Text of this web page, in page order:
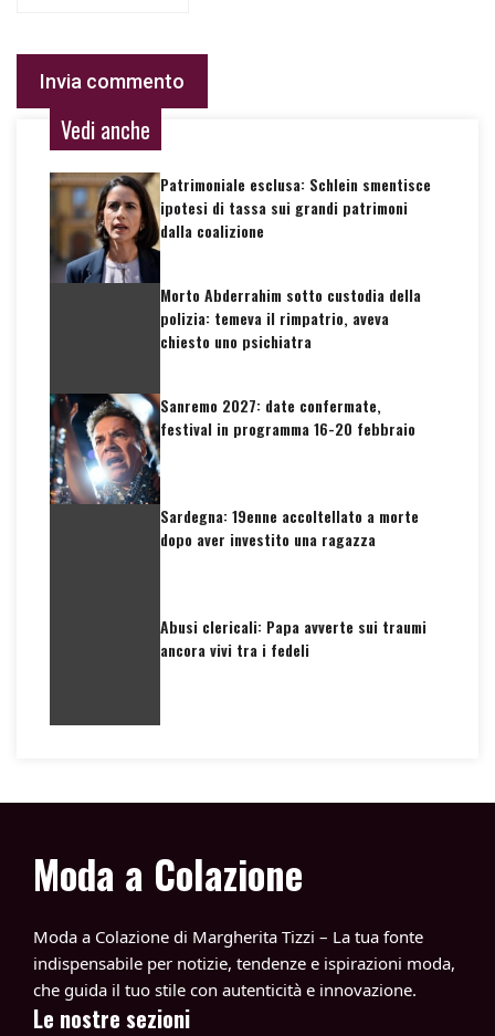
Vedi anche
Patrimoniale esclusa: Schlein smentisce
ipotesi di tassa sui grandi patrimoni
dalla coalizione
Morto Abderrahim sotto custodia della
polizia: temeva il rimpatrio, aveva
chiesto uno psichiatra
Sanremo 2027: date confermate,
festival in programma 16-20 febbraio
Sardegna: 19enne accoltellato a morte
dopo aver investito una ragazza
Abusi clericali: Papa avverte sui traumi
ancora vivi tra i fedeli
Moda a Colazione
Moda a Colazione di Margherita Tizzi – La tua fonte
indispensabile per notizie, tendenze e ispirazioni moda,
che guida il tuo stile con autenticità e innovazione.
Le nostre sezioni